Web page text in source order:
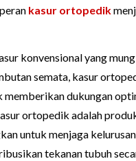
kasur ortopedik
konvensional yang
semata, kasur
memberikan dukungan
ortopedik adalah
untuk menjaga
tekanan tubuh